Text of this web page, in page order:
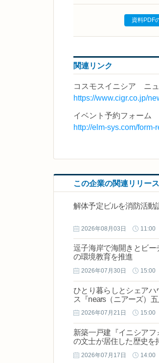
資料PDF
関連リンク
コスモスイニシア ニ
https://www.cigr.co.jp/
イベント予約フォーム
http://elm-sys.com/
この企業の関連リリース
解体予定ビルを消防活動
2026年08月03日 11:00
逗子海岸で海開きとビ
の環境教育を推進
2026年07月30日 15:00
ひとり暮らしとシェア
ス『nears（ニアーズ）
2026年07月21日 15:00
新築一戸建『イニシアフ
の文士が居住した歴史を
2026年07月17日 14:00